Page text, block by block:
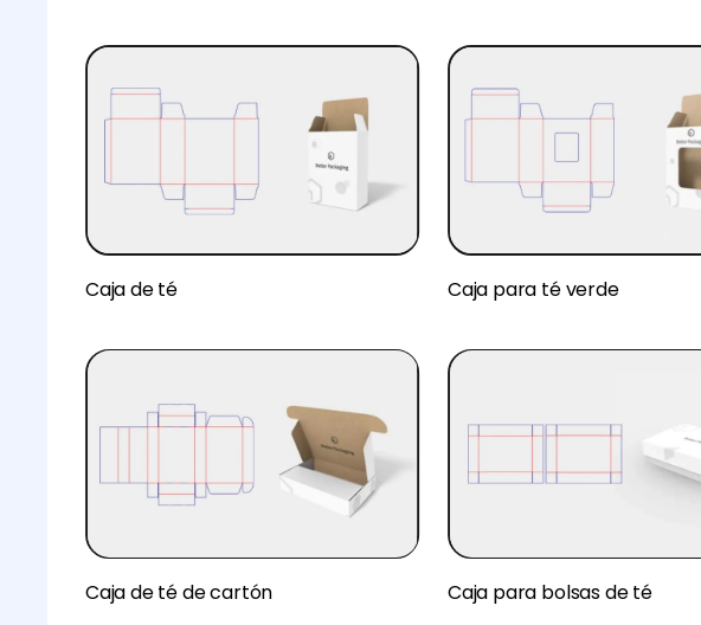
Caja de té Caja para té verde
Caja de té de cartón Caja para bolsas de té